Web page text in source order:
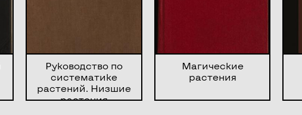
Руководство по
систематике
растений. Низшие
растения
Магические
растения